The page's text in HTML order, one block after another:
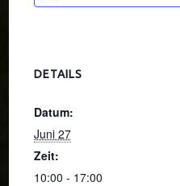
DETAILS
Datum:
Juni 27
Zeit:
10:00 - 17:00